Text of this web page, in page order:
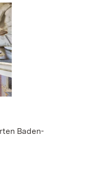
Baden-